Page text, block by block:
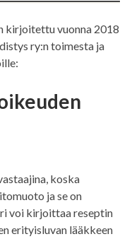
kirjoitettu vuonna 2018
ry:n toimesta ja
koska
ja se on
voi kirjoittaa reseptin
erityisluvan lääkkeen